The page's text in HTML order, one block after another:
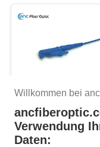
Beliebte
Willkommen bei
Verwendung
Daten: